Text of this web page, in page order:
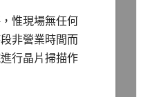
惟現場無任何
非營業時間而
行晶片掃描作